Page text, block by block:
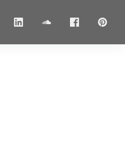
linkedin soundcloudFacebook